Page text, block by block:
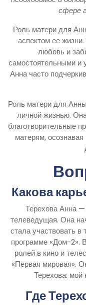
сфере
Роль матери для
аспектом ее
любовь и
самостоятельными и
Анна часто
Роль матери для
личной жизнью.
благотворительные
матерям,
Какова
Терехова Анна —
телеведущая. Она
стала участвовать в
программе «Дом-2».
ролей в кино и
«Первая мировая».
Терехова: мой
Где